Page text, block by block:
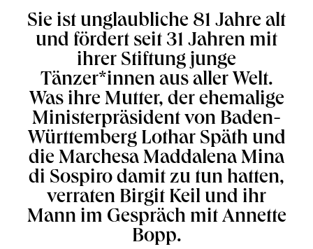
Sie ist unglaubliche 81 Jahre alt
und fördert seit 31 Jahren mit
ihrer Stiftung junge
Tänzer*innen aus aller Welt.
Was ihre Mutter, der ehemalige
Ministerpräsident von Baden-
Württemberg Lothar Späth und
die Marchesa Maddalena Mina
di Sospiro damit zu tun hatten,
verraten Birgit Keil und ihr
Mann im Gespräch mit Annette
Bopp.